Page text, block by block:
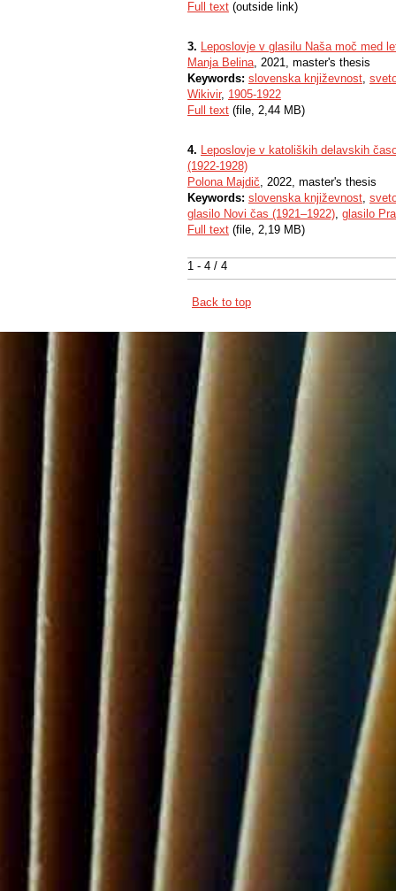
1 - 4 / 4
Full text (outside link)
3. Leposlovje v glasilu Naša moč med
Manja Belina, 2021, master's thesis
Keywords: slovenska književnost,
Wikivir, 1905-1922
Full text (file, 2,44 MB)
4. Leposlovje v katoliških delavskih
(1922-1928)
Polona Majdič, 2022, master's thesis
Keywords: slovenska književnost,
glasilo Novi čas (1921–1922), glasilo
Full text (file, 2,19 MB)
Back to top